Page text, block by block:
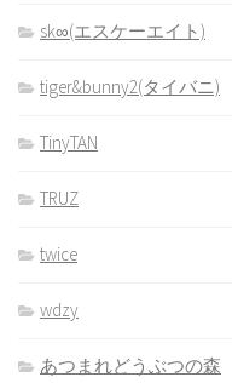
sk∞(エスケーエイト)
tiger&bunny2(タイバニ)
TinyTAN
TRUZ
twice
wdzy
あつまれどうぶつの森